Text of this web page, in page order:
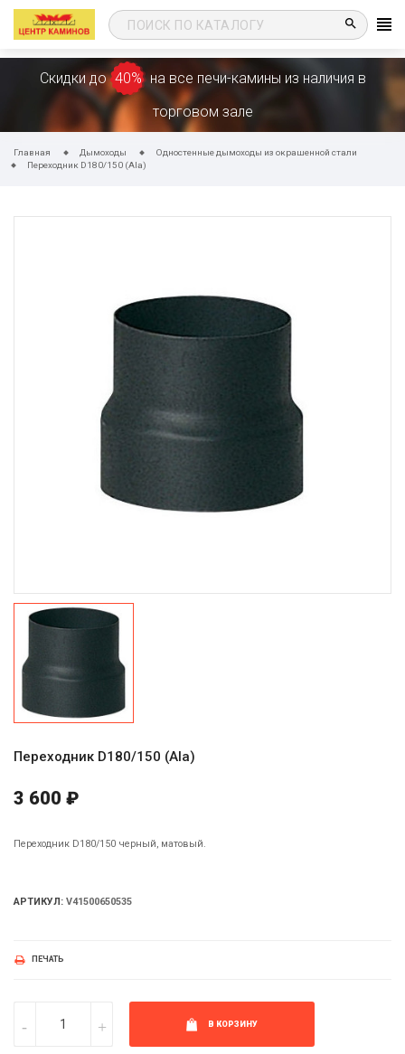
search
Скидки до 40% на все печи-камины из наличия в
торговом зале
Главная Дымоходы
Одностенные дымоходы из окрашенной стали
Переходник D180/150 (Ala)
Переходник D180/150 (Ala)
3 600 ₽
Переходник D180/150 черный, матовый.
АРТИКУЛ: V41500650535
ПЕЧАТЬ
В КОРЗИНУ